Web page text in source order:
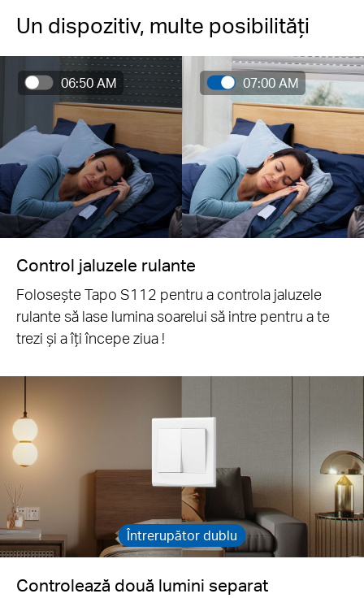
Un dispozitiv, multe posibilități
06:50 AM 07:00 AM
Control jaluzele rulante
Folosește Tapo S112 pentru a controla jaluzele
rulante să lase lumina soarelui să intre pentru a te
trezi și a îți începe ziua !
Întrerupător dublu
Controlează două lumini separat